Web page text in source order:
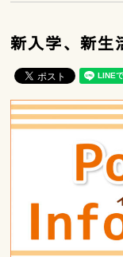
新入学、新生